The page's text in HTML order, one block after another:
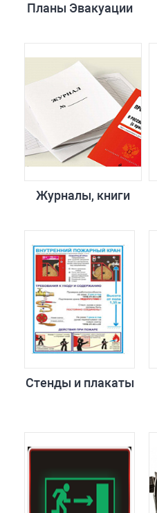
Планы Эвакуации
Журналы, книги
Стенды и плакаты